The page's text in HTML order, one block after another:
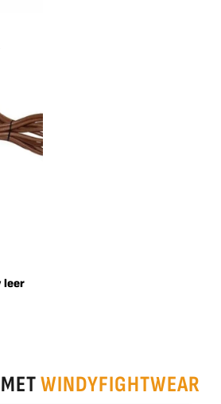
leer
WINDYFIGHTWEAR